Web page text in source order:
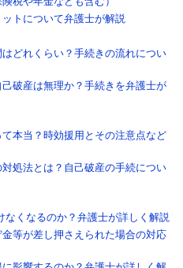
トについて弁護士が解説
どれくらい？手続きの流れについ
破産は無理か？手続きを弁護士が
本当？時効援用とその注意点など
処法とは？自己破産の手続につい
なくなるのか？弁護士が詳しく解説
等が差し押さえられた場合の対応